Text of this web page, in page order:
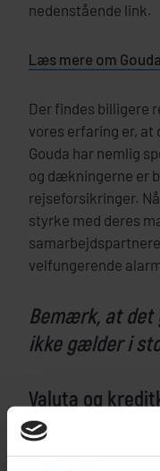
nedenstående link.
Læs mere om
Der findes billigere
vores erfaring er, at
Gouda har nemlig
og dækningerne er
rejseforsikringer.
styrke med deres
velfungerende
Bemærk, at det
ikke gælder i
Valuta og
Den lokale valuta